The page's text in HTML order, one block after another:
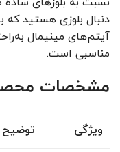
دنبال بلوزی هستید که
آیتم‌های مینیمال
مناسبی است.
مشخصات
ویژگی توضیح